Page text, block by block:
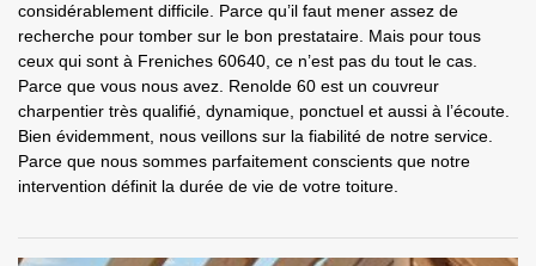
considérablement difficile. Parce qu’il faut mener assez de
recherche pour tomber sur le bon prestataire. Mais pour tous
ceux qui sont à Freniches 60640, ce n’est pas du tout le cas.
Parce que vous nous avez. Renolde 60 est un couvreur
charpentier très qualifié, dynamique, ponctuel et aussi à l’écoute.
Bien évidemment, nous veillons sur la fiabilité de notre service.
Parce que nous sommes parfaitement conscients que notre
intervention définit la durée de vie de votre toiture.